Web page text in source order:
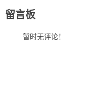
留言板
暂时无评论！